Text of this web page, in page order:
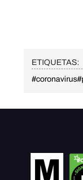
ETIQUETAS:
#coronavirus